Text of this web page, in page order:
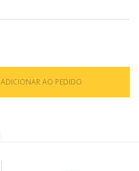
ADICIONAR AO PEDIDO